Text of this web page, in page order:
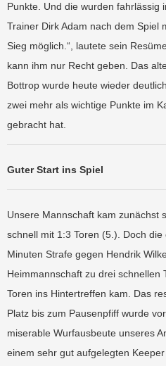
Punkte. Und die wurden fahrlässig
Trainer Dirk Adam nach dem Spiel
Sieg möglich.“, lautete sein
kann ihm nur Recht geben. Das
Bottrop wurde heute wieder
zwei mehr als wichtige Punkte im
gebracht hat.
Guter Start ins Spiel
Unsere Mannschaft kam zunächst
schnell mit 1:3 Toren (5.). Doch
Minuten Strafe gegen Hendrik
Heimmannschaft zu drei schnellen
Toren ins Hintertreffen kam. Das
Platz bis zum Pausenpfiff wurde
miserable Wurfausbeute unseres
einem sehr gut aufgelegten